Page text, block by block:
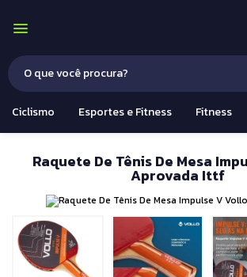
Ciclismo Esportes e Fitness Fitness
Raquete De Tênis De Mesa
Aprovada Ittf